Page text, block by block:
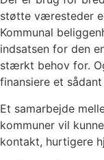
støtte væresteder
Kommunal
indsatsen for den
stærkt behov for.
finansiere et
Et samarbejde
kommuner vil
kontakt, hurtigere